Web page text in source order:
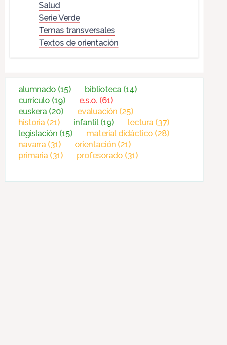
Salud
Serie Verde
Temas transversales
Textos de orientación
alumnado(15) biblioteca(14)
currículo(19) e.s.o.(61)
euskera(20) evaluación(25)
historia(21) infantil(19) lectura(37)
legislación(15) material didáctico(28)
navarra(31) orientación(21)
primaria(31) profesorado(31)